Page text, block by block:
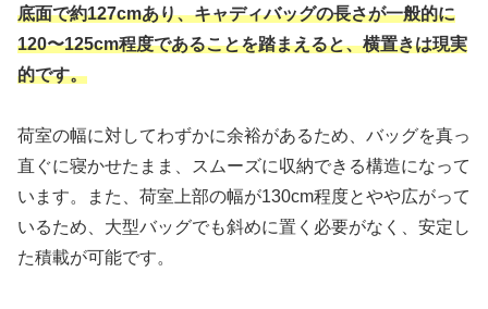
底面で約127cmあり、キャディバッグの長さが一般的に
120〜125cm程度であることを踏まえると、横置きは現実
的です。
荷室の幅に対してわずかに余裕があるため、バッグを真っ
直ぐに寝かせたまま、スムーズに収納できる構造になって
います。また、荷室上部の幅が130cm程度とやや広がって
いるため、大型バッグでも斜めに置く必要がなく、安定し
た積載が可能です。